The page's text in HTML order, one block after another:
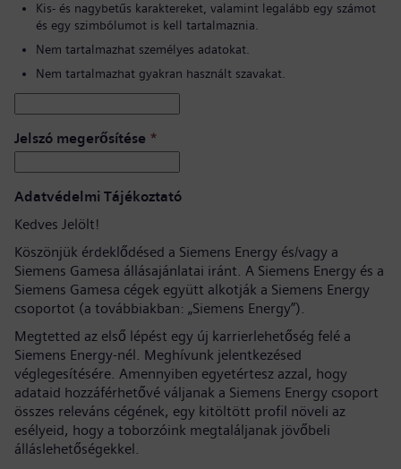
Kis- és nagybetűs karaktereket, valamint legalább egy számot
és egy szimbólumot is kell tartalmaznia.
Nem tartalmazhat személyes adatokat.
Nem tartalmazhat gyakran használt szavakat.
Jelszó megerősítése *
Adatvédelmi Tájékoztató
Kedves Jelölt!
Köszönjük érdeklődésed a Siemens Energy és/vagy a
Siemens Gamesa állásajánlatai iránt. A Siemens Energy és a
Siemens Gamesa cégek együtt alkotják a Siemens Energy
csoportot (a továbbiakban: „Siemens Energy”).
Megtetted az első lépést egy új karrierlehetőség felé a
Siemens Energy-nél. Meghívunk jelentkezésed
véglegesítésére. Amennyiben egyetértesz azzal, hogy
adataid hozzáférhetővé váljanak a Siemens Energy csoport
összes releváns cégének, egy kitöltött profil növeli az
esélyeid, hogy a toborzóink megtaláljanak jövőbeli
álláslehetőségekkel.